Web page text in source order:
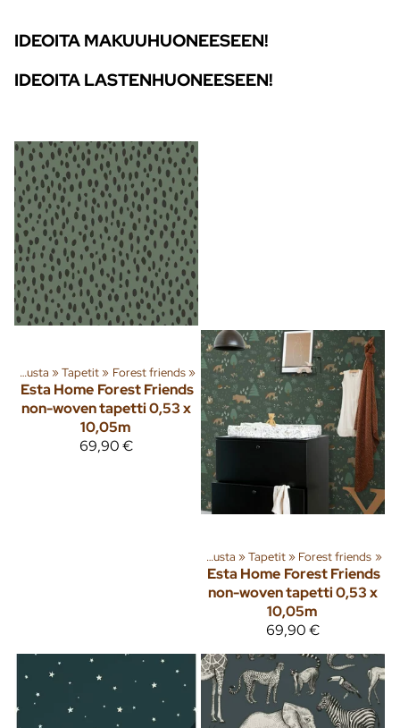
IDEOITA MAKUUHUONEESEEN!
IDEOITA LASTENHUONEESEEN!
Sisusta ‪»Tapetit‪» Forest friends‪»
Esta Home Forest Friends
non-woven tapetti 0,53 x
10,05m
69,90 €
Sisusta ‪»Tapetit‪» Forest friends ‪»
Esta Home Forest Friends
non-woven tapetti 0,53 x
10,05m
69,90 €